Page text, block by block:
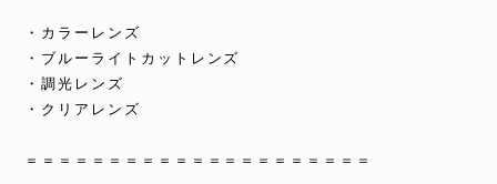
・カラーレンズ
・ブルーライトカットレンズ
・調光レンズ
・クリアレンズ
＝＝＝＝＝＝＝＝＝＝＝＝＝＝＝＝＝＝＝＝＝